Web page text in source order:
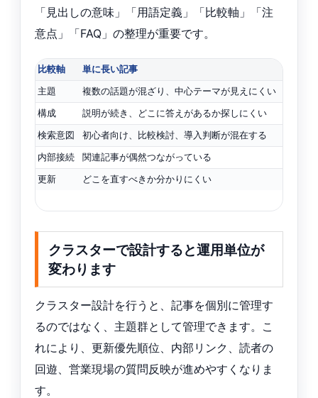
「見出しの意味」「用語定義」「比較軸」「注
意点」「FAQ」の整理が重要です。
比較軸 単に長い記事
主題 複数の話題が混ざり、中心テーマが見えにくい
構成 説明が続き、どこに答えがあるか探しにくい
検索意図 初心者向け、比較検討、導入判断が混在する
内部接続 関連記事が偶然つながっている
更新 どこを直すべきか分かりにくい
クラスターで設計すると運用単位が
変わります
クラスター設計を行うと、記事を個別に管理す
るのではなく、主題群として管理できます。こ
れにより、更新優先順位、内部リンク、読者の
回遊、営業現場の質問反映が進めやすくなりま
す。